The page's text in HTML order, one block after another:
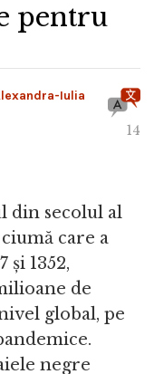
pentru
Iulia
14
din secolul al
care a
și 1352,
de
global, pe
negre